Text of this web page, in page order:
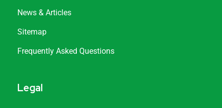
News & Articles
Sitemap
Frequently Asked Questions
Legal